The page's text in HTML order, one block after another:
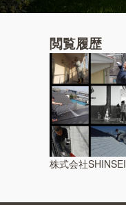
閲覧履歴
株式会社SHINSEI